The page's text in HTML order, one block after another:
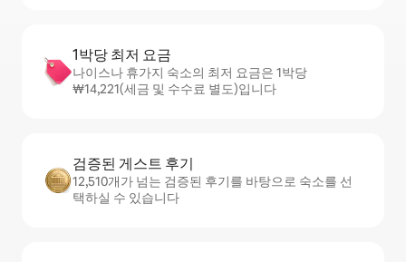
1박당 최저 요금
나이스나 휴가지 숙소의 최저 요금은 1박당
₩14,221(세금 및 수수료 별도)입니다
검증된 게스트 후기
12,510개가 넘는 검증된 후기를 바탕으로 숙소를 선
택하실 수 있습니다